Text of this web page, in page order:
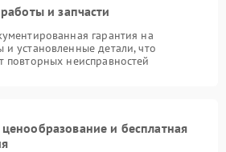
и запчасти
гарантия на
установленные детали, что
повторных неисправностей
и бесплатная